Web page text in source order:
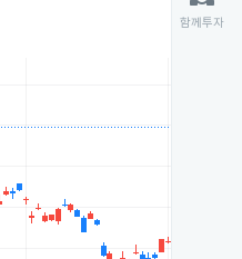
함께투자